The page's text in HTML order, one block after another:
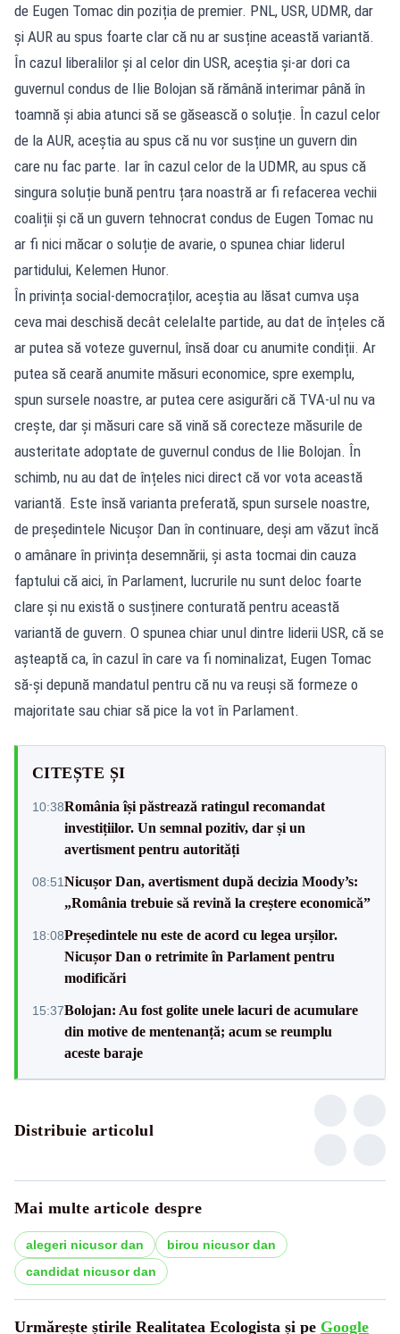
de Eugen Tomac din poziția de premier. PNL, USR, UDMR, dar
și AUR au spus foarte clar că nu ar susține această variantă.
În cazul liberalilor și al celor din USR, aceștia și-ar dori ca
guvernul condus de Ilie Bolojan să rămână interimar până în
toamnă și abia atunci să se găsească o soluție. În cazul celor
de la AUR, aceștia au spus că nu vor susține un guvern din
care nu fac parte. Iar în cazul celor de la UDMR, au spus că
singura soluție bună pentru țara noastră ar fi refacerea vechii
coaliții și că un guvern tehnocrat condus de Eugen Tomac nu
ar fi nici măcar o soluție de avarie, o spunea chiar liderul
partidului, Kelemen Hunor.
În privința social-democraților, aceștia au lăsat cumva ușa
ceva mai deschisă decât celelalte partide, au dat de înțeles că
ar putea să voteze guvernul, însă doar cu anumite condiții. Ar
putea să ceară anumite măsuri economice, spre exemplu,
spun sursele noastre, ar putea cere asigurări că TVA-ul nu va
crește, dar și măsuri care să vină să corecteze măsurile de
austeritate adoptate de guvernul condus de Ilie Bolojan. În
schimb, nu au dat de înțeles nici direct că vor vota această
variantă. Este însă varianta preferată, spun sursele noastre,
de președintele Nicușor Dan în continuare, deși am văzut încă
o amânare în privința desemnării, și asta tocmai din cauza
faptului că aici, în Parlament, lucrurile nu sunt deloc foarte
clare și nu există o susținere conturată pentru această
variantă de guvern. O spunea chiar unul dintre liderii USR, că se
așteaptă ca, în cazul în care va fi nominalizat, Eugen Tomac
să-și depună mandatul pentru că nu va reuși să formeze o
majoritate sau chiar să pice la vot în Parlament.
CITEȘTE ȘI
10:38România își păstrează ratingul recomandat
investițiilor. Un semnal pozitiv, dar și un
avertisment pentru autorități
08:51Nicușor Dan, avertisment după decizia Moody’s:
„România trebuie să revină la creștere economică”
18:08Președintele nu este de acord cu legea urșilor.
Nicușor Dan o retrimite în Parlament pentru
modificări
15:37Bolojan: Au fost golite unele lacuri de acumulare
din motive de mentenanță; acum se reumplu
aceste baraje
Distribuie articolul
Mai multe articole despre
alegeri nicusor dan
birou nicusor dan
candidat nicusor dan
Urmărește știrile Realitatea Ecologista și pe Google